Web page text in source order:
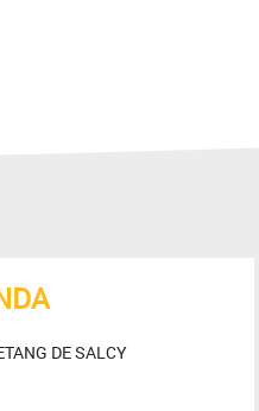
DE SALCY